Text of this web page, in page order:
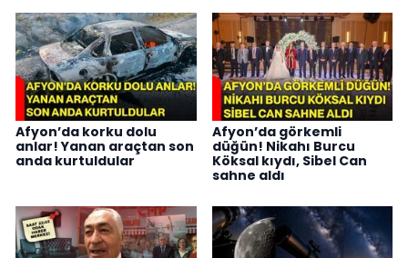
Afyon’da korku dolu
anlar! Yanan araçtan son
anda kurtuldular
Afyon’da görkemli
düğün! Nikahı Burcu
Köksal kıydı, Sibel Can
sahne aldı